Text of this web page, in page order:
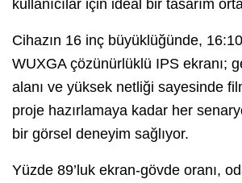
kullanıcılar için ideal bir tasarım
Cihazın 16 inç büyüklüğünde,
WUXGA çözünürlüklü IPS ekranı;
alanı ve yüksek netliği sayesinde
proje hazırlamaya kadar her
bir görsel deneyim sağlıyor.
Yüzde 89’luk ekran-gövde oranı,